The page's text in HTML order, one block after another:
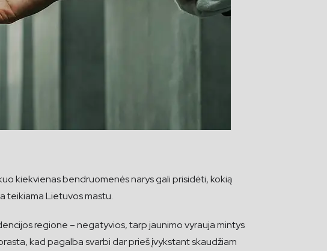
kiekvienas bendruomenės narys gali prisidėti, kokią
teikiama Lietuvos mastu.
regione – negatyvios, tarp jaunimo vyrauja mintys
kad pagalba svarbi dar prieš įvykstant skaudžiam